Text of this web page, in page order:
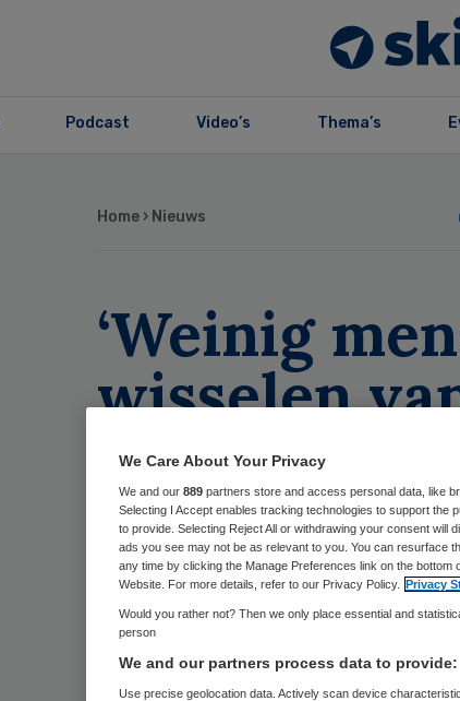
Podcast Video’s Thema’s
Home › Nieuws
‘Weinig
wisselen
Skipr Redactie 6 december
We Care About Your Privacy
We and our 889 partners store and access personal data, like
Selecting I Accept enables tracking technologies to support
to provide. Selecting Reject All or withdrawing your consent will
ads you see may not be as relevant to you. You can resurface
any time by clicking the Manage Preferences link on the
Website. For more details, refer to our Privacy Policy. Privacy
Would you rather not? Then we only place essential and
person
We and our partners process data to provide:
Use precise geolocation data. Actively scan device